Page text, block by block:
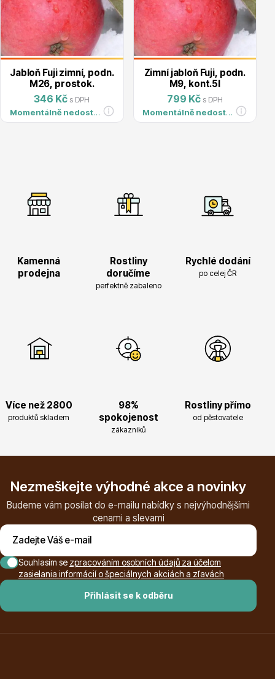
Magnólie
Vodní rostliny
Květináče
Vzrostlé stromy
Jabloň Fuji zimní, podn.
M26, prostok.
346 Kč s DPH
Momentálně nedostupné
Zimní jabloň Fuji, podn.
M9, kont.5l
799 Kč s DPH
Momentálně nedostupné
Kamenná
prodejna
Rostliny
doručíme
perfektně zabaleno
Rychlé dodání
po celej ČR
Více než 2800
produktů skladem
98%
spokojenost
zákazníků
Rostliny přímo
od pěstovatele
Nezmeškejte výhodné akce a novinky
Budeme vám posílat do e-mailu nabídky s nejvýhodnějšími
cenami a slevami
Přihlásit se k odběru
Souhlasím se zpracováním osobních údajů za účelom
zasielania informácií o špeciálnych akciách a zľavách